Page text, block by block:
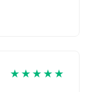
★★★★★